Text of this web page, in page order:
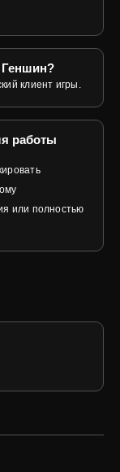
Геншин?
клиент игры.
работы
или полностью